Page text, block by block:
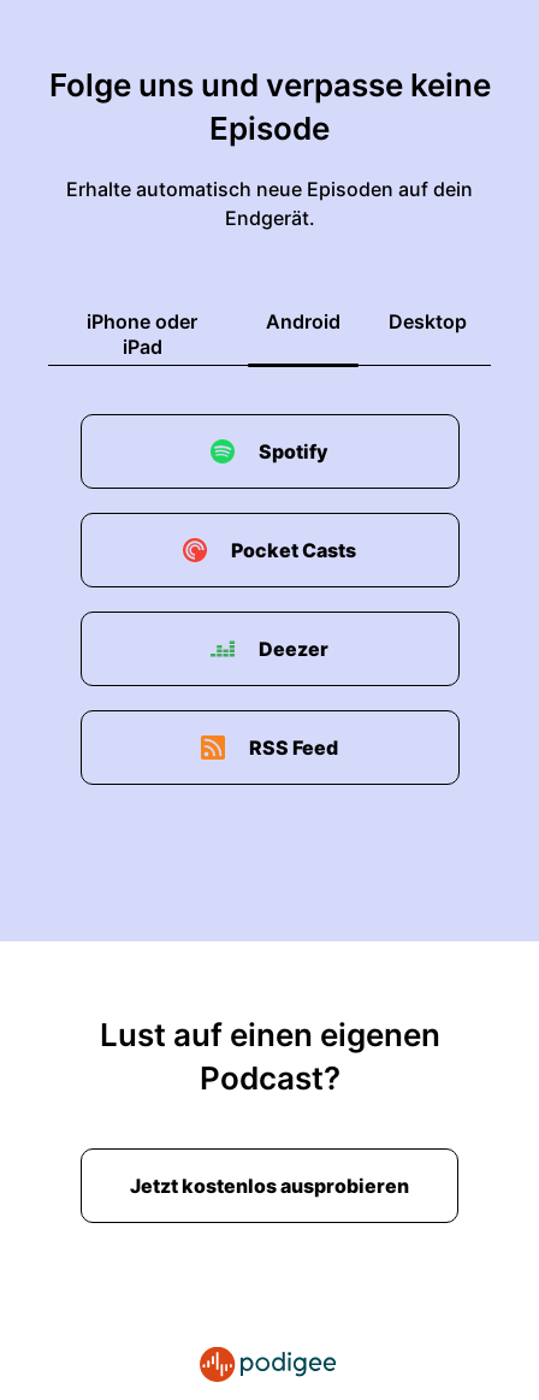
Folge uns und verpasse keine
Episode
Erhalte automatisch neue Episoden auf dein
Endgerät.
iPhone oder
iPad
Android Desktop
Spotify
Pocket Casts
Deezer
RSS Feed
Lust auf einen eigenen
Podcast?
Jetzt kostenlos ausprobieren